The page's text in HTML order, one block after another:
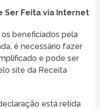
Ser Feita via Internet
beneficiados pela
é necessário fazer
e pode ser
site da Receita
está retida